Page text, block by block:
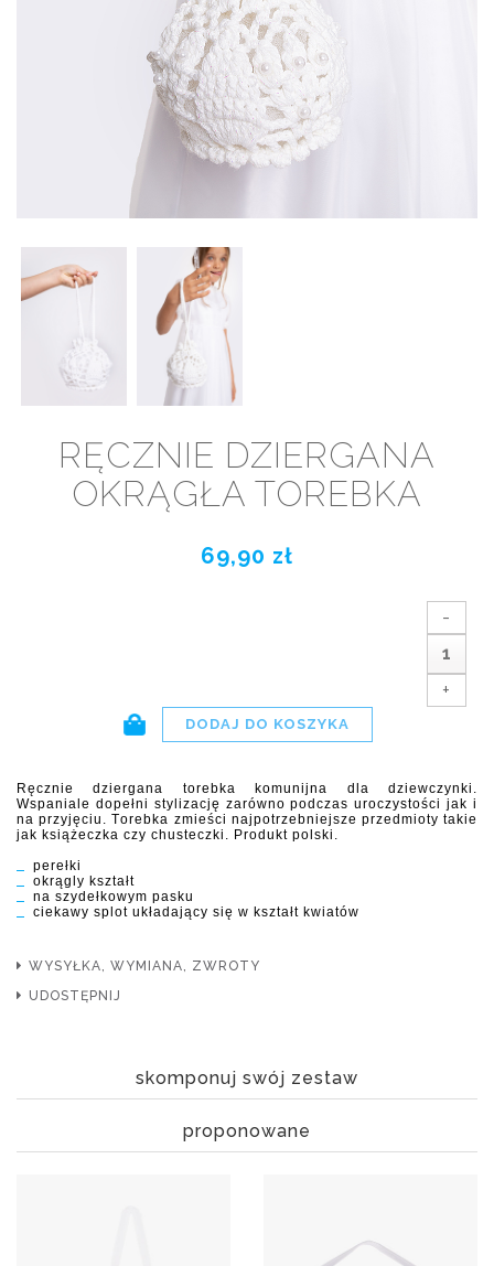
RĘCZNIE DZIERGANA
OKRĄGŁA TOREBKA
69,90 zł
-
+
Ręcznie dziergana torebka komunijna dla dziewczynki.
Wspaniale dopełni stylizację zarówno podczas uroczystości jak i
na przyjęciu. Torebka zmieści najpotrzebniejsze przedmioty takie
jak książeczka czy chusteczki. Produkt polski.
perełki
okrągly kształt
na szydełkowym pasku
ciekawy splot układający się w kształt kwiatów
WYSYŁKA, WYMIANA, ZWROTY
UDOSTĘPNIJ
skomponuj swój zestaw
proponowane